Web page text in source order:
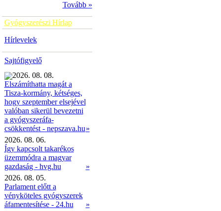
Tovább »
Gyógyszerészi Hírlap
Hírlevelek
Sajtófigyelő
2026. 08. 08.
Elszámíthatta magát a
Tisza-kormány, kétséges,
hogy szeptember elsejével
valóban sikerül bevezetni
a gyógyszeráfa-
csökkentést - nepszava.hu»
2026. 08. 06.
Így kapcsolt takarékos
üzemmódra a magyar
gazdaság - hvg.hu
»
2026. 08. 05.
Parlament előtt a
vényköteles gyógyszerek
áfamentesítése - 24.hu
»